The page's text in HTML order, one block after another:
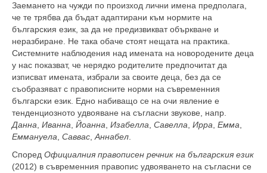
Заемането на чужди по произход лични имена предполага,
че те трябва да бъдат адаптирани към нормите на
българския език, за да не предизвикват объркване и
неразбиране. Не така обаче стоят нещата на практика.
Системните наблюдения над имената на новородените деца
у нас показват, че нерядко родителите предпочитат да
изписват имената, избрали за своите деца, без да се
съобразяват с правописните норми на съвременния
български език. Едно набиващо се на очи явление е
тенденциозното удвояване на съгласни звукове, напр.
Данна Иванна Йоанна Изабелла Савелла Ирра Емма
Еммануела Саввас Аннабел
Според Официалния правописен речник на българския език
(2012) в съвременния правопис удвояването на съгласни се